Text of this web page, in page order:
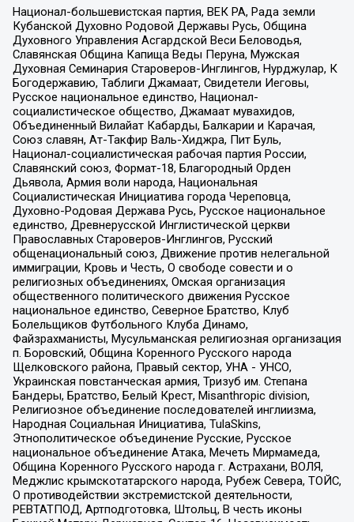
Национал-большевистская партия, ВЕК РА, Рада земли
Кубанской Духовно Родовой Державы Русь, Община
Духовного Управления Асгардской Веси Беловодья,
Славянская Община Капища Веды Перуна, Мужская
Духовная Семинария Староверов-Инглингов, Нурджулар, К
Богодержавию, Таблиги Джамаат, Свидетели Иеговы,
Русское национальное единство, Национал-
социалистическое общество, Джамаат мувахидов,
Объединенный Вилайат Кабарды, Балкарии и Карачая,
Союз славян, Ат-Такфир Валь-Хиджра, Пит Буль,
Национал-социалистическая рабочая партия России,
Славянский союз, Формат-18, Благородный Орден
Дьявола, Армия воли народа, Национальная
Социалистическая Инициатива города Череповца,
Духовно-Родовая Держава Русь, Русское национальное
единство, Древнерусской Инглистической церкви
Православных Староверов-Инглингов, Русский
общенациональный союз, Движение против нелегальной
иммиграции, Кровь и Честь, О свободе совести и о
религиозных объединениях, Омская организация
общественного политического движения Русское
национальное единство, Северное Братство, Клуб
Болельщиков Футбольного Клуба Динамо,
Файзрахманисты, Мусульманская религиозная организация
п. Боровский, Община Коренного Русского народа
Щелковского района, Правый сектор, УНА - УНСО,
Украинская повстанческая армия, Тризуб им. Степана
Бандеры, Братство, Белый Крест, Misanthropic division,
Религиозное объединение последователей инглиизма,
Народная Социальная Инициатива, TulaSkins,
Этнополитическое объединение Русские, Русское
национальное объединение Атака, Мечеть Мирмамеда,
Община Коренного Русского народа г. Астрахани, ВОЛЯ,
Меджлис крымскотатарского народа, Рубеж Севера, ТОЙС,
О противодействии экстремистской деятельности,
РЕВТАТПОД, Артподготовка, Штольц, В честь иконы